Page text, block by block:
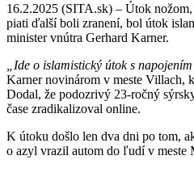
16.2.2025 (SITA.sk) – Útok
piati ďalší boli zranení, bol útok
minister vnútra Gerhard Karner.
„Ide o islamistický útok s
Karner novinárom v meste Villach,
Dodal, že podozrivý 23-ročný
čase zradikalizoval online.
K útoku došlo len dva dni po tom,
o azyl vrazil autom do ľudí v meste